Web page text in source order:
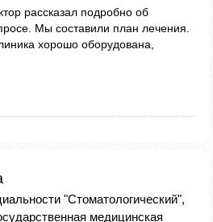
рассказал подробно об
Мы составили план лечения.
хорошо оборудована,
"Стоматологический",
медицинская